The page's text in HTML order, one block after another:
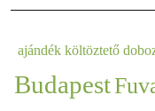
ajándék költöztető
Budapest